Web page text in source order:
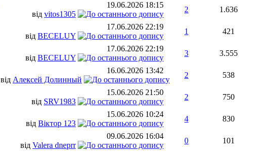
19.06.2026 18:15
від vitos1305
2
1.636
17.06.2026 22:19
від BECELUY
1
421
17.06.2026 22:19
від BECELUY
3
3.555
16.06.2026 13:42
від Алексей Долинный
2
538
15.06.2026 21:50
від SRV1983
2
750
15.06.2026 10:24
від Віктор 123
4
830
09.06.2026 16:04
від Valera dneprr
0
101